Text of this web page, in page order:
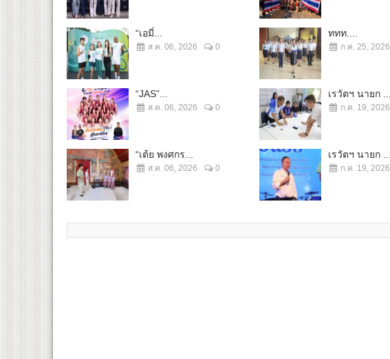
“เอมี่...
ส.ค. 06, 2026 0
“JAS”...
ส.ค. 06, 2026 0
“เต้ย พงศกร...
ส.ค. 06, 2026 0
ททท....
ก.ค. 25, 2026
เรวัตฯ นายก ...
ก.ค. 19, 2026
เรวัตฯ นายก ...
ก.ค. 19, 2026